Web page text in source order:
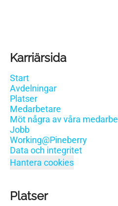
Karriärsida
Start
Avdelningar
Platser
Medarbetare
Möt några av våra
Jobb
Working@Pineberry
Data och integritet
Hantera cookies
Platser